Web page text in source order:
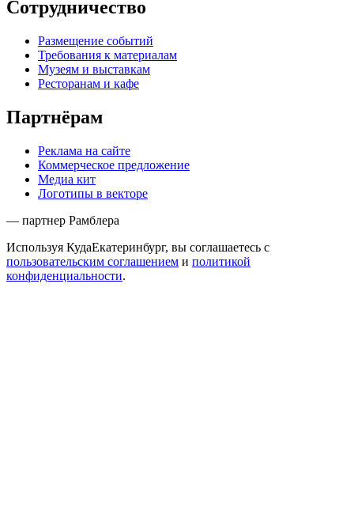
Сотрудничество
Размещение событий
Требования к материалам
Музеям и выставкам
Ресторанам и кафе
Партнёрам
Реклама на сайте
Коммерческое предложение
Медиа кит
Логотипы в векторе
— партнер Рамблера
Используя КудаЕкатеринбург, вы соглашаетесь с
пользовательским соглашением и политикой
конфиденциальности.